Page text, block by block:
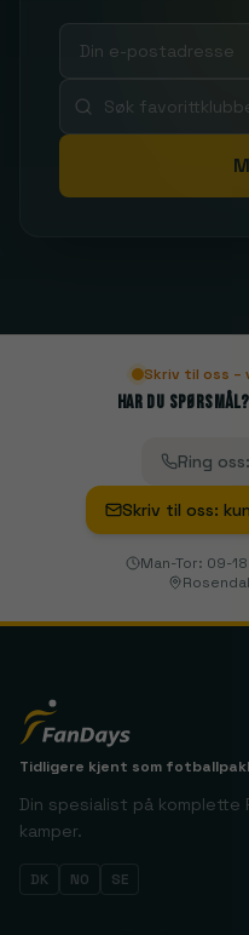
Skriv til oss –
Har du
Ring oss:
Skriv til oss:
Man-Tor: 09-18
Tidligere kjent som
Din spesialist på komplette
kamper.
DK NO SE